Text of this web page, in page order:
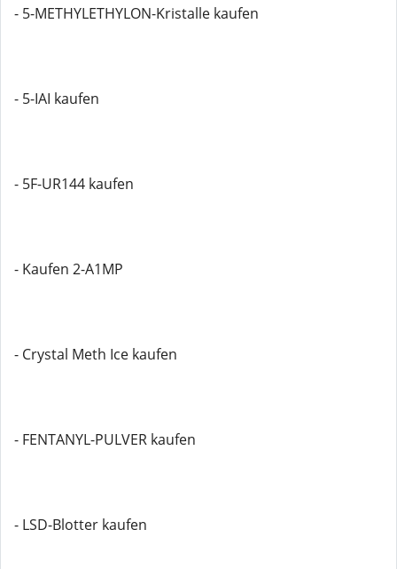
- 5-METHYLETHYLON-Kristalle kaufen
- 5-IAI kaufen
- 5F-UR144 kaufen
- Kaufen 2-A1MP
- Crystal Meth Ice kaufen
- FENTANYL-PULVER kaufen
- LSD-Blotter kaufen